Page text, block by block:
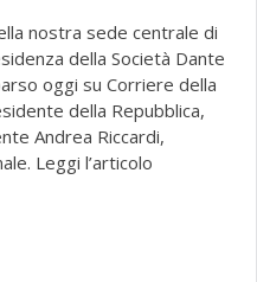
nostra sede centrale di
della Società Dante
oggi su Corriere della
della Repubblica,
Andrea Riccardi,
Leggi l’articolo